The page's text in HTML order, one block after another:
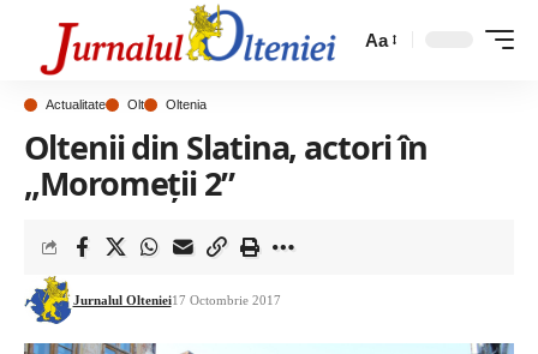
Aa
Actualitate Olt Oltenia
Oltenii din Slatina, actori în
„Moromeții 2”
Jurnalul Olteniei17 Octombrie 2017